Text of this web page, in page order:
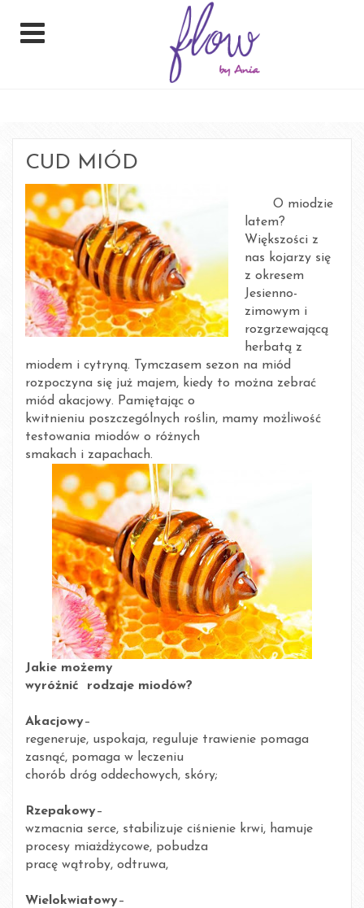
CUD MIÓD
O miodzie
latem?
Większości z
nas kojarzy się
z okresem
Jesienno-
zimowym i
rozgrzewającą
herbatą z
miodem i cytryną. Tymczasem sezon na miód
rozpoczyna się już majem, kiedy to można zebrać
miód akacjowy. Pamiętając o
kwitnieniu poszczególnych roślin, mamy możliwość
testowania miodów o różnych
smakach i zapachach.
Jakie możemy
wyróżnić rodzaje miodów?
Akacjowy–
regeneruje, uspokaja, reguluje trawienie pomaga
zasnąć, pomaga w leczeniu
chorób dróg oddechowych, skóry;
Rzepakowy–
wzmacnia serce, stabilizuje ciśnienie krwi, hamuje
procesy miażdżycowe, pobudza
pracę wątroby, odtruwa,
Wielokwiatowy–